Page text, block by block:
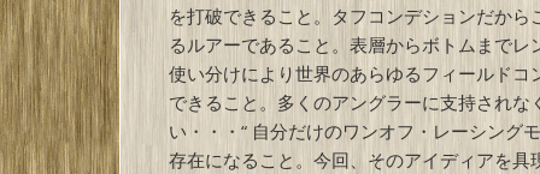
を打破できること。タフコンデションだから
るルアーであること。表層からボトムまでレ
使い分けにより世界のあらゆるフィールドコ
できること。多くのアングラーに支持されな
い・・・“ 自分だけのワンオフ・レーシング
存在になること。今回、そのアイディアを具